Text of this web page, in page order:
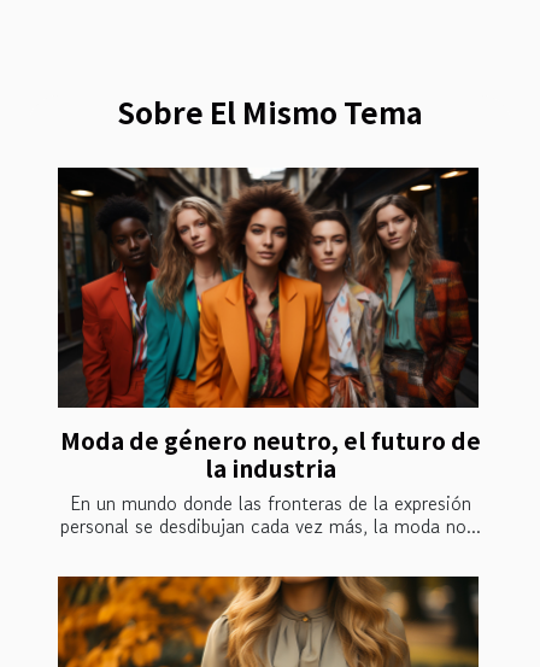
Sobre El Mismo Tema
Moda de género neutro, el futuro de
la industria
En un mundo donde las fronteras de la expresión
personal se desdibujan cada vez más, la moda no...